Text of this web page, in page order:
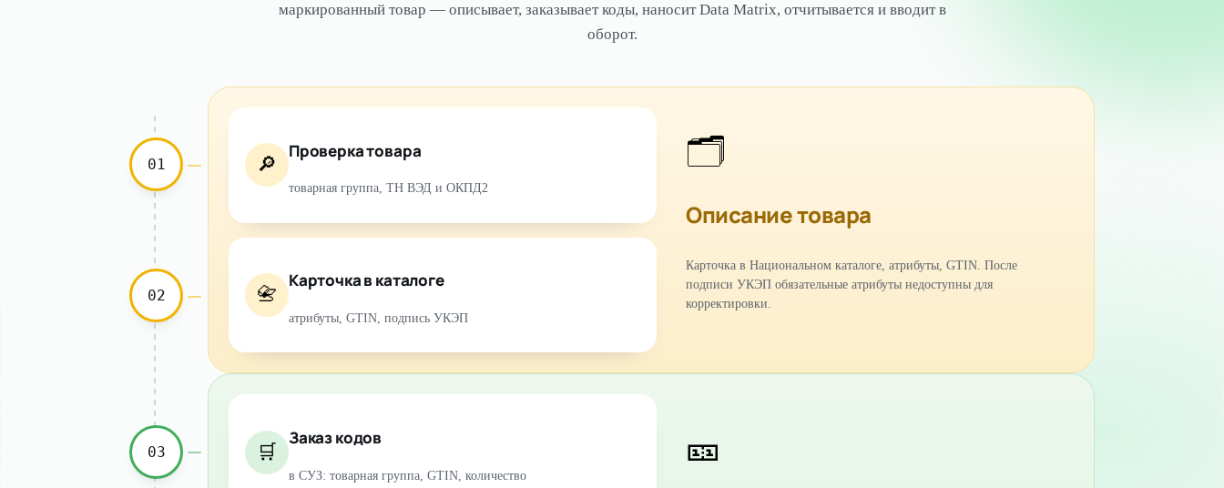
маркированный товар — описывает, заказывает коды, наносит Data Matrix, отчитывается и вводит в
оборот.
01
02
🔎
Проверка товара
товарная группа, ТН ВЭД и ОКПД2
📇
Карточка в каталоге
атрибуты, GTIN, подпись УКЭП
🗂
Описание товара
Карточка в Национальном каталоге, атрибуты, GTIN. После
подписи УКЭП обязательные атрибуты недоступны для
корректировки.
03 🛒
Заказ кодов
в СУЗ: товарная группа, GTIN, количество
🎫